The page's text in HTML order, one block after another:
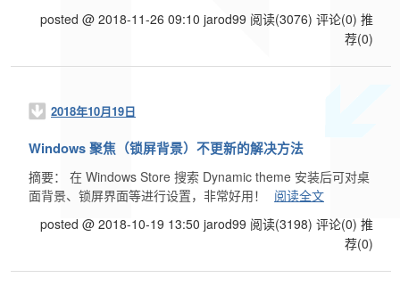
posted @ 2018-11-26 09:10 jarod99 阅读(3076) 评论(0) 推
荐(0)
2018年10月19日
Windows 聚焦（锁屏背景）不更新的解决方法
摘要： 在 Windows Store 搜索 Dynamic theme 安装后可对桌
面背景、锁屏界面等进行设置，非常好用！
阅读全文
posted @ 2018-10-19 13:50 jarod99 阅读(3198) 评论(0) 推
荐(0)